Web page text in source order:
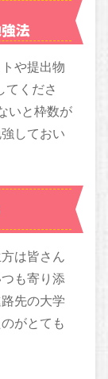
法
や提出物
てくださ
いと枠数が
しておい
は皆さん
も寄り添
先の大学
がとても